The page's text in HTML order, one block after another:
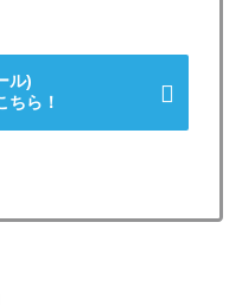
ル)
ちら！